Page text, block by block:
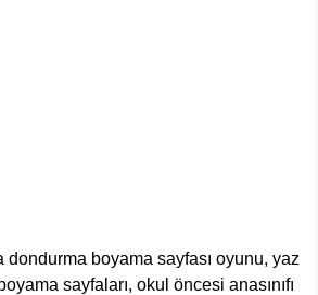
boyama sayfası oyunu, yaz
sayfaları, okul öncesi anasınıfı